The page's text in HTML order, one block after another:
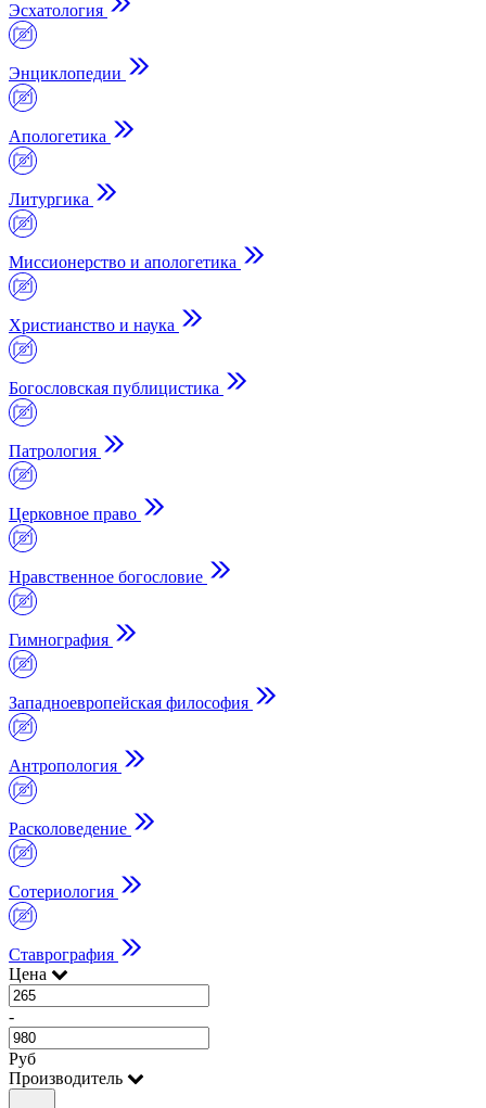
Эсхатология
Энциклопедии
Апологетика
Литургика
Миссионерство и апологетика
Христианство и наука
Богословская публицистика
Патрология
Церковное право
Нравственное богословие
Гимнография
Западноевропейская философия
Антропология
Расколоведение
Сотериология
Ставрография
Цена
-
Руб
Производитель